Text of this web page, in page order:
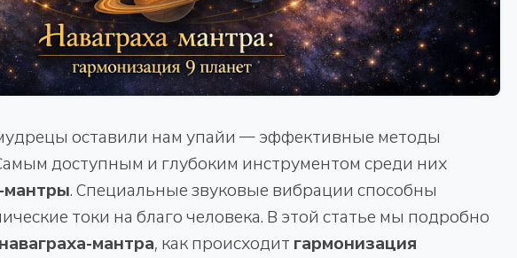
оставили нам упайи — эффективные методы
доступным и глубоким инструментом среди них
. Специальные звуковые вибрации способны
токи на благо человека. В этой статье мы подробно
наваграха-мантра, как происходит гармонизация